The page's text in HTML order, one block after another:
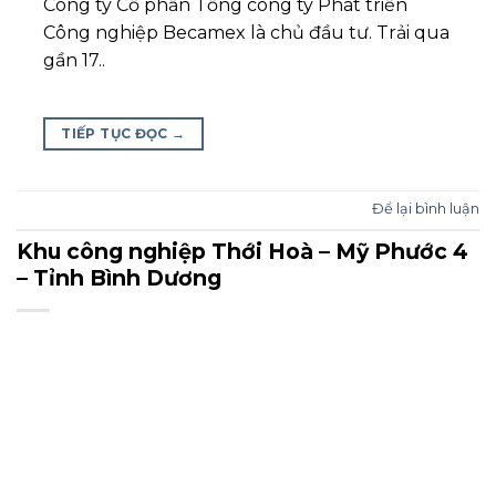
Công ty Cổ phần Tổng công ty Phát triển
Công nghiệp Becamex là chủ đầu tư. Trải qua
gần 17..
TIẾP TỤC ĐỌC →
Để lại bình luận
Khu công nghiệp Thới Hoà – Mỹ Phước 4
– Tỉnh Bình Dương